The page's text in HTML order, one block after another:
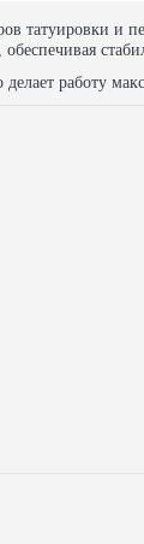
татуировки и
делает работу